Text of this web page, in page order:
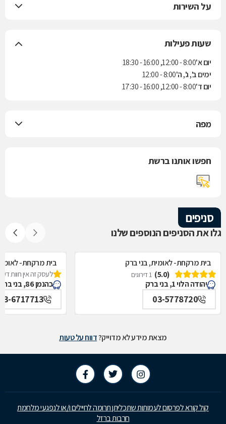
על השירות
שעות פעילות
יום א'8:00 - 12:00, 16:00 - 18:30
ימים ב', ג', ה'8:00 - 12:00
יום ד'8:00 - 12:00, 16:00 - 17:30
מפה
חפשו אותנו ברשת
סניפים
גלו את הסניפים הנוספים שלנו
בית מרקחת- לאומית, בני ברק
(5.0)
1 דירוגים
יהודה הלוי 1, בני ברק
03-5778720
בית מרקחת-
לעסק זה אין חוות
כהנמן 86, בני ברק
6717713
מצאת מידע לא מדוייק?דווח על טעות
קול קורא לפרסום לעמותות שתכליתן תרומה לחיילים ו/או לנפגעי מלחמת
חרבות ברזל